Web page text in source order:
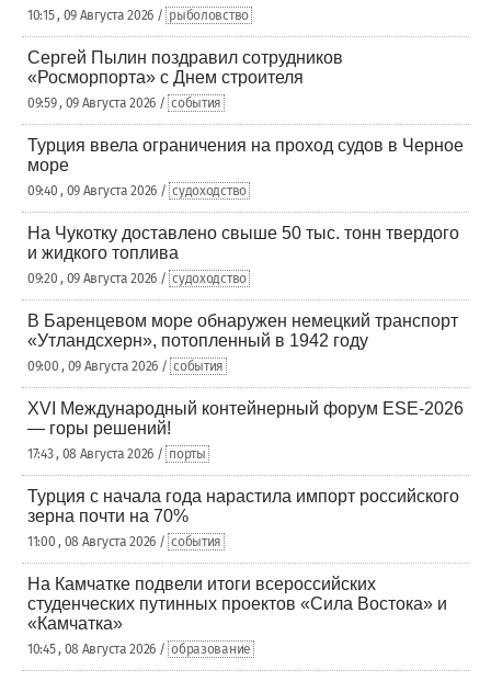
10:15 , 09 Августа 2026 / рыболовство
Сергей Пылин поздравил сотрудников
«Росморпорта» с Днем строителя
09:59 , 09 Августа 2026 / события
Турция ввела ограничения на проход судов в Черное
море
09:40 , 09 Августа 2026 / судоходство
На Чукотку доставлено свыше 50 тыс. тонн твердого
и жидкого топлива
09:20 , 09 Августа 2026 / судоходство
В Баренцевом море обнаружен немецкий транспорт
«Утландсхерн», потопленный в 1942 году
09:00 , 09 Августа 2026 / события
XVI Международный контейнерный форум ESE-2026
— горы решений!
17:43 , 08 Августа 2026 / порты
Турция с начала года нарастила импорт российского
зерна почти на 70%
11:00 , 08 Августа 2026 / события
На Камчатке подвели итоги всероссийских
студенческих путинных проектов «Сила Востока» и
«Камчатка»
10:45 , 08 Августа 2026 / образование